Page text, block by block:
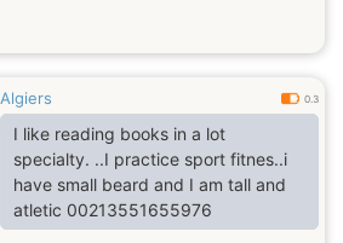
Algiers 0.3
I like reading books in a lot
specialty. ..I practice sport fitnes..i
have small beard and I am tall and
atletic 00213551655976